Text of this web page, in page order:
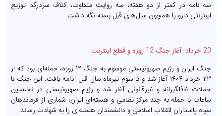
سه نامه در کمتر از دو هفته، سه روایت متفاوت، کلاف سردرگم توزیع
اینترنتی دارو را همچون سال‌های قبل بسته نگه داشت.
23 خرداد: آغاز جنگ 12 روزه و قطع اینترنت
جنگ ایران و رژیم صهیونیستی موسوم به جنگ ۱۲ روزه، حمله‌ای بود که از
۲۳ خرداد ۱۴۰۴ آغاز شد و تا سوم تیرماه سال قبل ادامه یافت. این جنگ با
حملات غافلگیرانه و غیرقانونی آغاز شد و رژیم صهیونیستی در نخستین
ساعات با حمله به چند مرکز نظامی و هسته‌ای ایران، شماری از فرماندهان
سپاه پاسداران انقلاب اسلامی و دانشمندان هسته‌ای را به شهادت رساند.